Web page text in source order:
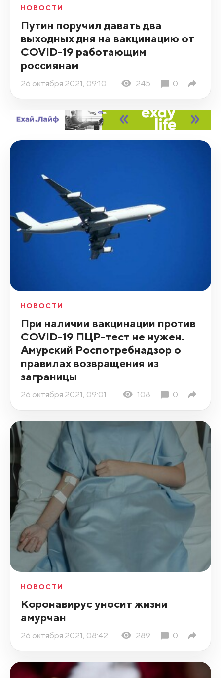
НОВОСТИ
Путин поручил давать два
выходных дня на вакцинацию от
COVID-19 работающим
россиянам
26 октября 2021, 09:10 245 0
НОВОСТИ
При наличии вакцинации против
COVID-19 ПЦР-тест не нужен.
Амурский Роспотребнадзор о
правилах возвращения из
заграницы
26 октября 2021, 09:01 108 0
НОВОСТИ
Коронавирус уносит жизни
амурчан
26 октября 2021, 08:42 289 0